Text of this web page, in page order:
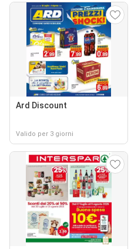
Ard Discount
Valido per 3 giorni